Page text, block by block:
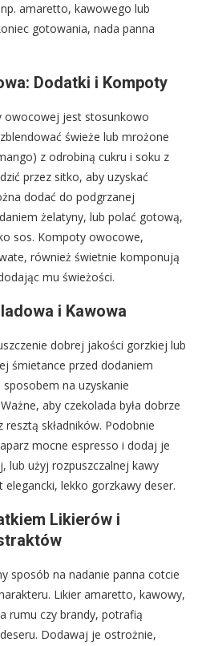
amaretto, kawowego lub
gotowania, nada panna
Dodatki i Kompoty
owocowej jest stosunkowo
świeże lub mrożone
z odrobiną cukru i soku z
przez sitko, aby uzyskać
dodać do podgrzanej
żelatyny, lub polać gotową,
sos. Kompoty owocowe,
również świetnie komponują
mu świeżości.
i Kawowa
dobrej jakości gorzkiej lub
śmietance przed dodaniem
na uzyskanie
aby czekolada była dobrze
składników. Podobnie
mocne espresso i dodaj je
lub użyj rozpuszczalnej kawy
lekko gorzkawy deser.
Likierów i
sposób na nadanie panna cotcie
Likier amaretto, kawowy,
rumu czy brandy, potrafią
Dodawaj je ostrożnie,